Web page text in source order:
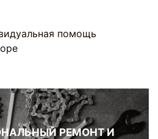
помощь
РЕМОНТ И